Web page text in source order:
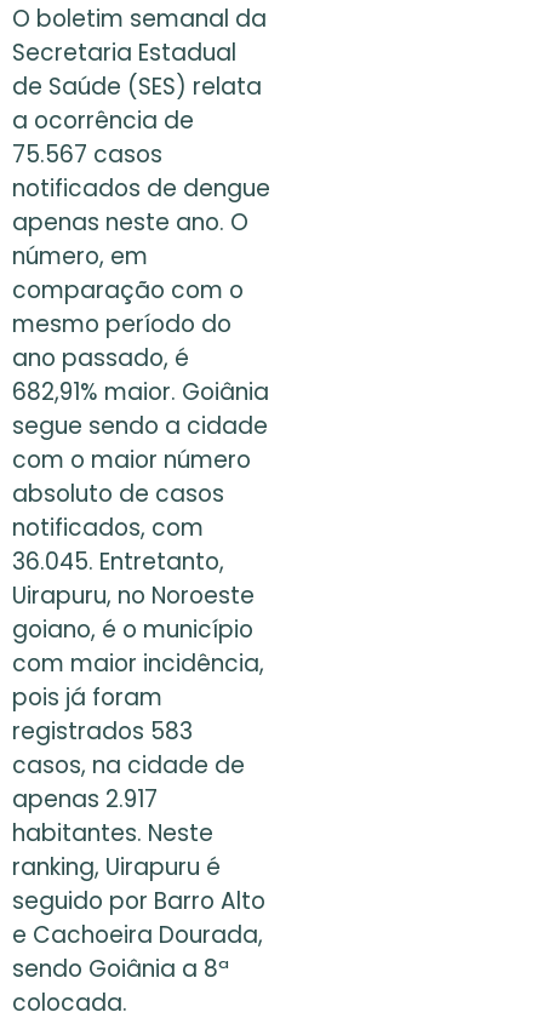
O boletim semanal da
Secretaria Estadual
de Saúde (SES) relata
a ocorrência de
75.567 casos
notificados de dengue
apenas neste ano. O
número, em
comparação com o
mesmo período do
ano passado, é
682,91% maior. Goiânia
segue sendo a cidade
com o maior número
absoluto de casos
notificados, com
36.045. Entretanto,
Uirapuru, no Noroeste
goiano, é o município
com maior incidência,
pois já foram
registrados 583
casos, na cidade de
apenas 2.917
habitantes. Neste
ranking, Uirapuru é
seguido por Barro Alto
e Cachoeira Dourada,
sendo Goiânia a 8ª
colocada.